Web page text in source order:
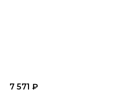
7 571 ₽